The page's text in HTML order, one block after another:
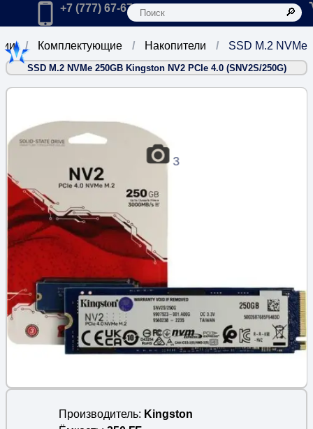
Главная
Позвонить в компанию по телефону:
+7 (777) 67-67-666
SSD M.2 NVMe
Накопители
Комплектующие
SSD M.2 NVMe 250GB Kingston NV2 PCIe 4.0 (SNV2S/250G)
Производитель
Kingston